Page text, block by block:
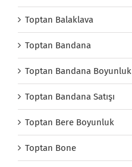
Toptan Balaklava
Toptan Bandana
Toptan Bandana Boyunluk
Toptan Bandana Satışı
Toptan Bere Boyunluk
Toptan Bone